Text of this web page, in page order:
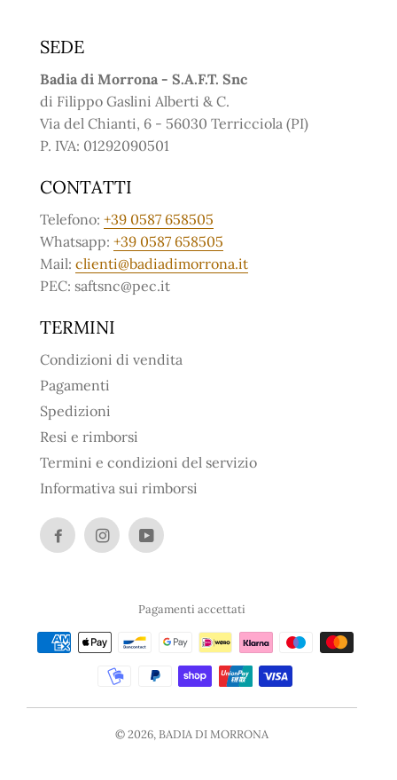
SEDE
Badia di Morrona - S.A.F.T. Snc
di Filippo Gaslini Alberti & C.
Via del Chianti, 6 - 56030 Terricciola (PI)
P. IVA: 01292090501
CONTATTI
Telefono: +39 0587 658505
Whatsapp: +39 0587 658505
Mail: clienti@badiadimorrona.it
PEC: saftsnc@pec.it
TERMINI
Condizioni di vendita
Pagamenti
Spedizioni
Resi e rimborsi
Termini e condizioni del servizio
Informativa sui rimborsi
Pagamenti accettati
Metodi
pagamento
© 2026,BADIA DI MORRONA